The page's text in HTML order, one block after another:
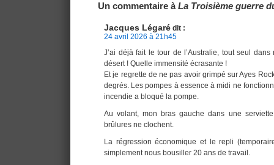
Un commentaire àLa Troisième guerre
Jacques Légaré dit :
24 avril 2026 à 21h45
J’ai déjà fait le tour de l’Australie, tout seul
désert ! Quelle immensité écrasante !
Et je regrette de ne pas avoir grimpé sur Ayes
degrés. Les pompes à essence à midi ne
incendie a bloqué la pompe.
Au volant, mon bras gauche dans une
brûlures ne clochent.
La régression économique et le repli
simplement nous bousiller 20 ans de travail.